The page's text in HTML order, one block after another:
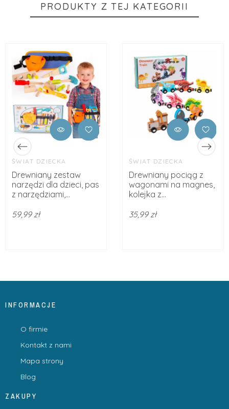
PRODUKTY Z TEJ KATEGORII
ŚWIAT DZIECKA
Drewniany zestaw
narzędzi dla dzieci, pas
z narzędziami,...
59,99 zł
ŚWIAT DZIECKA
Drewniany pociąg z
wagonami na magnes,
kolejka z...
35,99 zł
INFORMACJE
O firmie
Kontakt z nami
Mapa strony
Blog
ZAKUPY